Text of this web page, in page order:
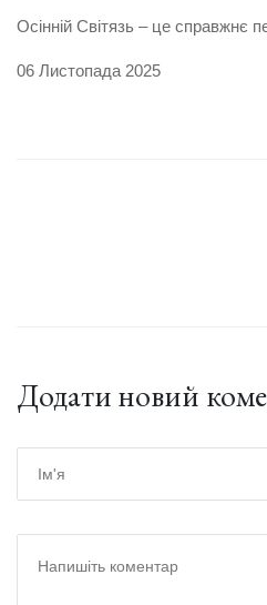
Осінній Світязь – це справжнє
06 Листопада 2025
Додати новий